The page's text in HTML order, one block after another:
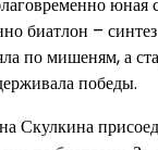
биатлон –
по мишеням, а
победы.
Скулкина